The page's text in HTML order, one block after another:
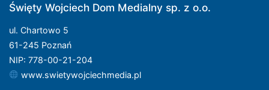
Święty Wojciech Dom Medialny sp. z o.o.
ul. Chartowo 5
61-245 Poznań
NIP: 778-00-21-204
www.swietywojciechmedia.pl